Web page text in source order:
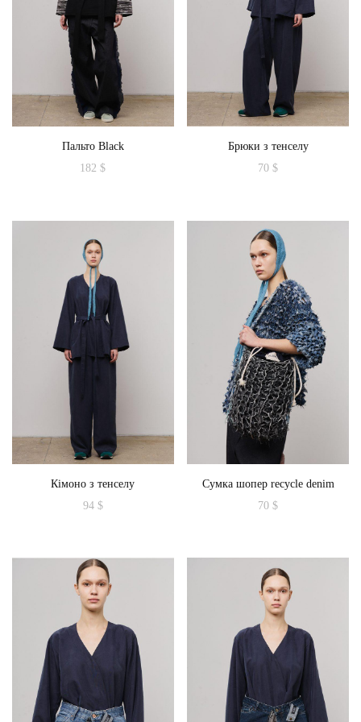
Пальто Black
182$
Брюки з тенселу
70$
має
кілька
варіантів.
Параметри
можна
вибрати
на
сторінці
товару
Кімоно з тенселу
94 $
Сумка шопер recycle denim
70$